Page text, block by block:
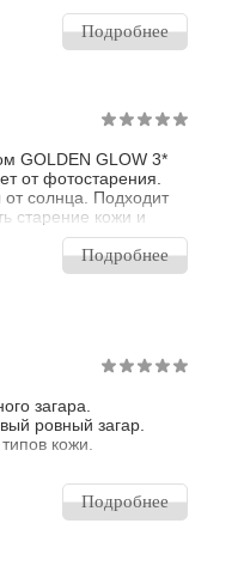
Подробнее
GOLDEN GLOW 3*
от фотостарения.
солнца. Подходит
старение кожи и
Подробнее
загара.
ровный загар.
кожи.
Подробнее